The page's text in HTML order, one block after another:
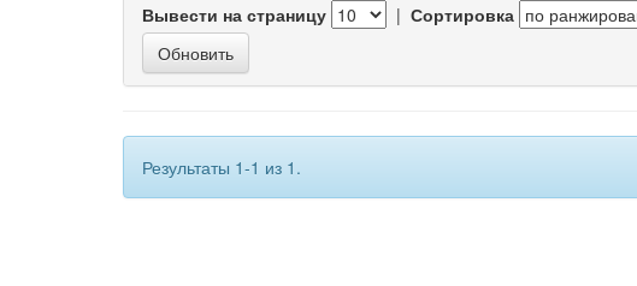
Вывести на страницу | Сортировка
Результаты 1-1 из 1.